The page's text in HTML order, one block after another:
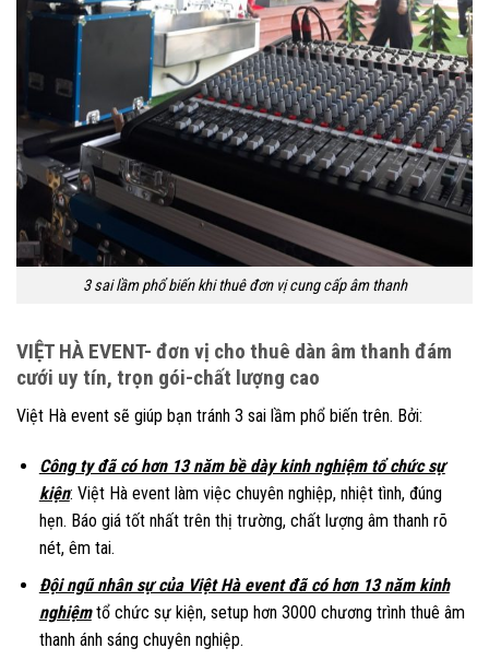
3 sai lầm phổ biến khi thuê đơn vị cung cấp âm thanh
VIỆT HÀ EVENT- đơn vị cho thuê dàn âm thanh đám
cưới uy tín, trọn gói-chất lượng cao
Việt Hà event sẽ giúp bạn tránh 3 sai lầm phổ biến trên. Bởi:
Công ty đã có hơn 13 năm bề dày kinh nghiệm tổ chức sự
kiện: Việt Hà event làm việc chuyên nghiệp, nhiệt tình, đúng
hẹn. Báo giá tốt nhất trên thị trường, chất lượng âm thanh rõ
nét, êm tai.
Đội ngũ nhân sự của Việt Hà event đã có hơn 13 năm kinh
nghiệmtổ chức sự kiện, setup hơn 3000 chương trình thuê âm
thanh ánh sáng chuyên nghiệp.